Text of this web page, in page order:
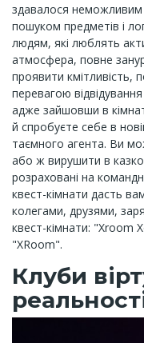
здавалося неможливим
пошуком предметів і
людям, які люблять
атмосфера, повне
проявити кмітливість,
перевагою
адже зайшовши в
й спробуєте себе в
таємного агента. Ви
або ж вирушити в
розраховані на
квест-кімнати дасть
колегами, друзями,
квест-кімнати: "Xroom
"XRoom".
Клуби